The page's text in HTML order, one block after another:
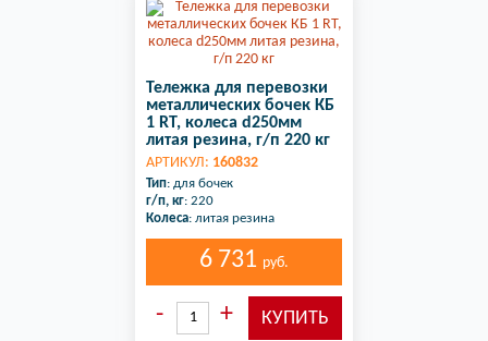
Тележка для перевозки
металлических бочек КБ
1 RT, колеса d250мм
литая резина, г/п 220 кг
АРТИКУЛ: 160832
Тип: для бочек
г/п, кг: 220
Колеса: литая резина
6 731 руб.